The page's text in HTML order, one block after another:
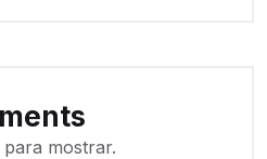
mostrar.